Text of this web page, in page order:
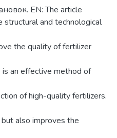
EN: The article
and technological
the quality of fertilizer
an effective method of
of high-quality fertilizers.
also improves the